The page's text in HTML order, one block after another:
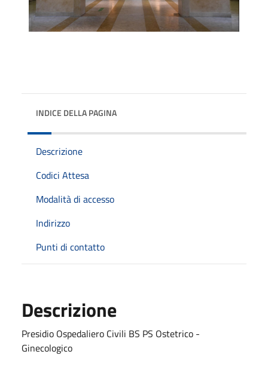
INDICE DELLA PAGINA
Descrizione
Codici Attesa
Modalità di accesso
Indirizzo
Punti di contatto
Descrizione
Presidio Ospedaliero Civili BS PS Ostetrico -
Ginecologico